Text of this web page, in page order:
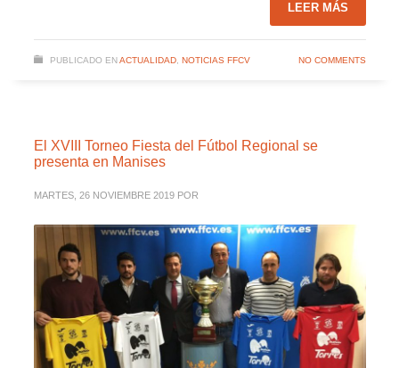
LEER MÁS
PUBLICADO EN ACTUALIDAD, NOTICIAS FFCV NO COMMENTS
El XVIII Torneo Fiesta del Fútbol Regional se
presenta en Manises
MARTES, 26 NOVIEMBRE 2019 POR